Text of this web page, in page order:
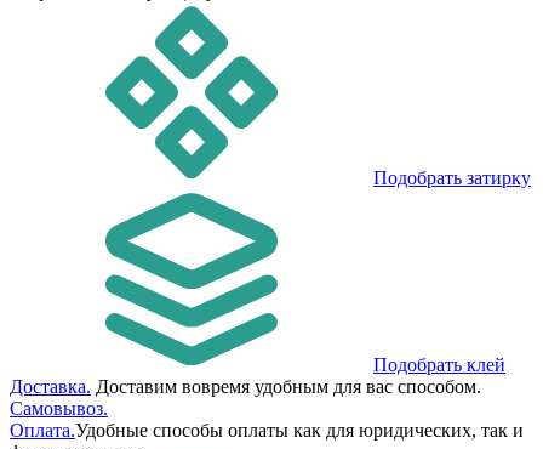
Подобрать затирку
Подобрать клей
Доставка. Доставим вовремя удобным для вас способом.
Самовывоз.
Оплата.Удобные способы оплаты как для юридических, так и